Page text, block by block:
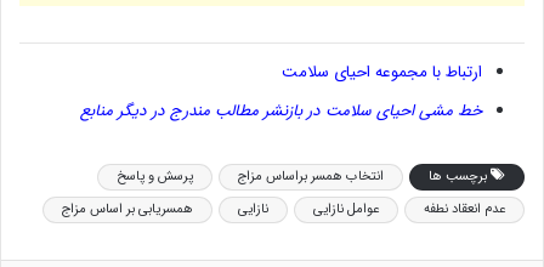
ارتباط با مجموعه احیای سلامت
خط مشی احیای سلامت در بازنشر مطالب مندرج در دیگر منابع
برچسب ها انتخاب همسر براساس مزاج
پرسش و پاسخ
عدم انعقاد نطفه
عوامل نازایی نازایی همسریابی بر اساس مزاج